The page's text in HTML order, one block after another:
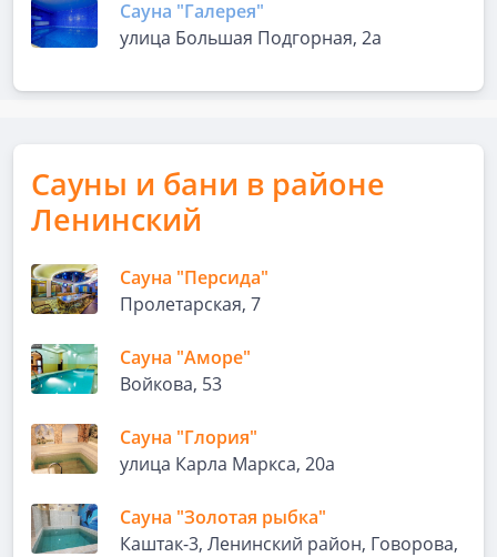
Сауна "Галерея"
улица Большая Подгорная, 2а
Сауны и бани в районе
Ленинский
Сауна "Персида"
Пролетарская, 7
Сауна "Аморе"
Войкова, 53
Сауна "Глория"
улица Карла Маркса, 20а
Сауна "Золотая рыбка"
Каштак-3, Ленинский район, Говорова,